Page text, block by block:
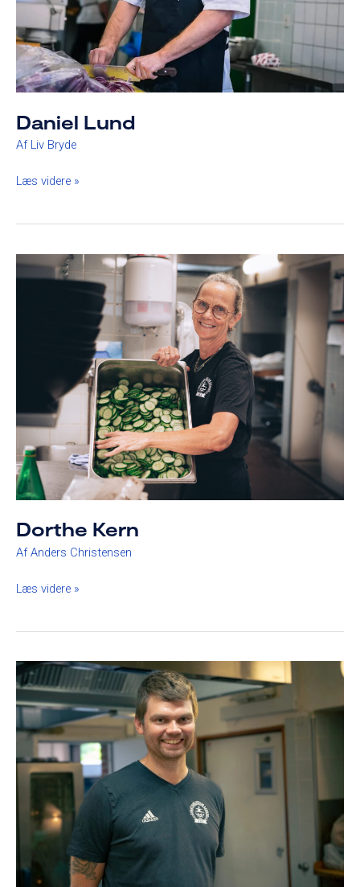
Daniel Lund
Af Liv Bryde
Læs videre »
Dorthe Kern
AfAnders Christensen
Dorthe
Kern
Læs videre »
Christian
Bruhn
Sørensen